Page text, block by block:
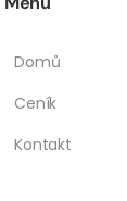
Domů
Ceník
Kontakt